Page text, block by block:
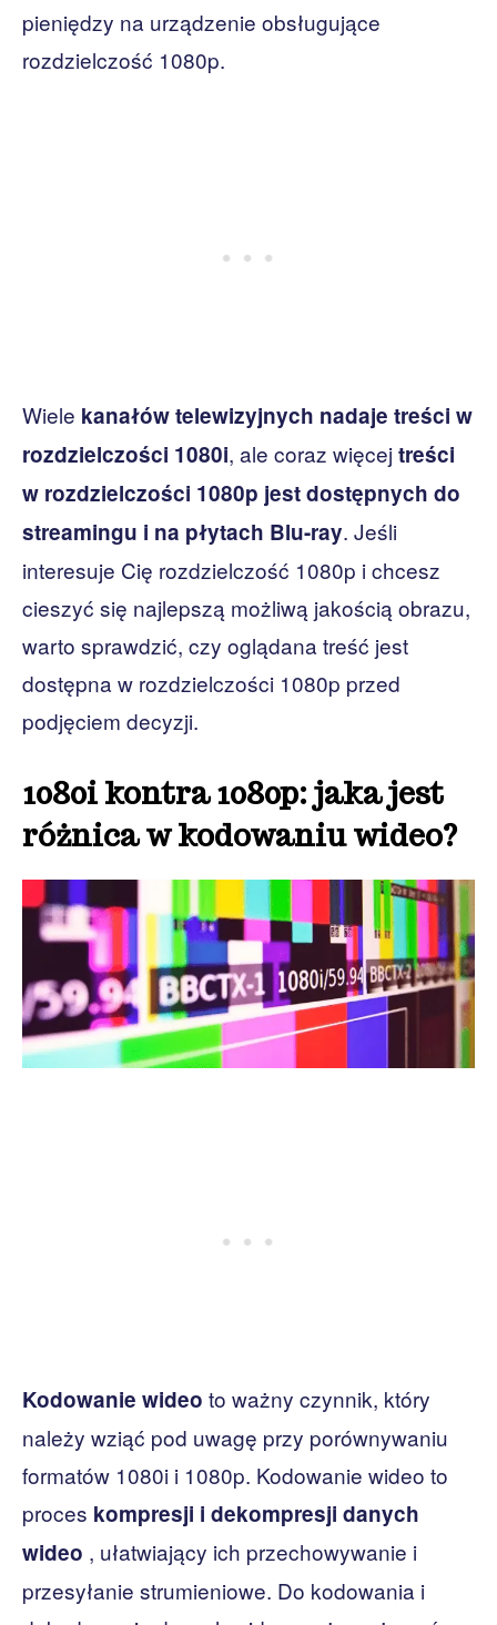
pieniędzy na urządzenie obsługujące
rozdzielczość 1080p.
Wiele kanałów telewizyjnych nadaje treści w
rozdzielczości 1080i, ale coraz więcejtreści
w rozdzielczości 1080p jest dostępnych do
streamingu i na płytach Blu-ray. Jeśli
interesuje Cię rozdzielczość 1080p i chcesz
cieszyć się najlepszą możliwą jakością obrazu,
warto sprawdzić, czy oglądana treść jest
dostępna w rozdzielczości 1080p przed
podjęciem decyzji.
1080i kontra 1080p: jaka jest
różnica w kodowaniu wideo?
Kodowanie wideo to ważny czynnik, który
należy wziąć pod uwagę przy porównywaniu
formatów 1080i i 1080p. Kodowanie wideo to
proces kompresji i dekompresji danych
wideo , ułatwiający ich przechowywanie i
przesyłanie strumieniowe. Do kodowania i